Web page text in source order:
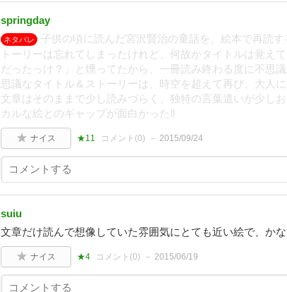
springday
ネタバレ
子供の頃に読んだ宮沢賢治の童話を、絵本で再読
トーリーは忘れてしまったけれど、何故かタイトルは覚え
だったっけ？」と燻ってたから、一冊読み終わる度に不思
思議なタイトル＆ストーリーは、時空を超えて再び、大人
文章はそのままで少し読みづらく、独特の言葉遣いが少し
カルな絵とのギャップが面白かった‼️
ナイス ★11 コメント(0) 2015/09/24
suiu
文章だけ読んで想像していた雰囲気にとても近い絵で、かな
ナイス ★4 コメント(0) 2015/06/19